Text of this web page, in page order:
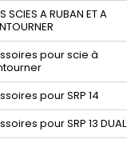
SCIES A RUBAN ET A
pour scie à
pour SRP 14
pour SRP 13 DUAL